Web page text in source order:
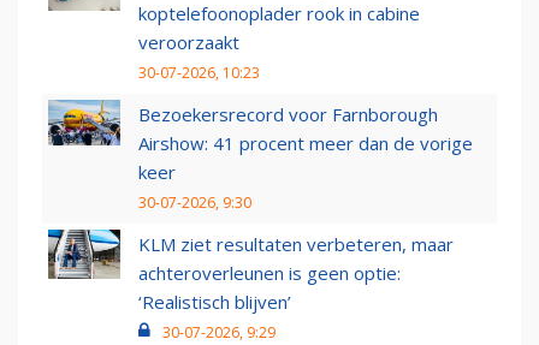
koptelefoonoplader rook in cabine
veroorzaakt
30-07-2026, 10:23
Bezoekersrecord voor Farnborough
Airshow: 41 procent meer dan de vorige
keer
30-07-2026, 9:30
KLM ziet resultaten verbeteren, maar
achteroverleunen is geen optie:
‘Realistisch blijven’
30-07-2026, 9:29